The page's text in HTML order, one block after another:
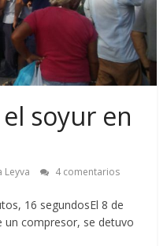
soyur en
Leyva 4 comentarios
16 segundosEl 8 de
compresor, se detuvo